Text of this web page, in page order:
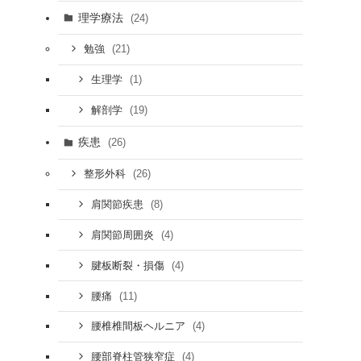
理学療法 (24)
勉強 (21)
生理学 (1)
解剖学 (19)
疾患 (26)
整形外科 (26)
肩関節疾患 (8)
肩関節周囲炎 (4)
腱板断裂・損傷 (4)
腰痛 (11)
腰椎椎間板ヘルニア (4)
腰部脊柱管狭窄症 (4)